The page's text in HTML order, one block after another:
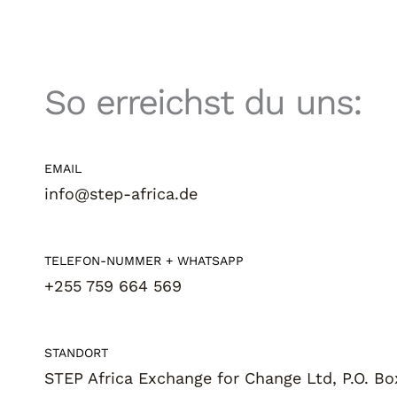
So erreichst du uns:
EMAIL
info@step-africa.de
TELEFON-NUMMER + WHATSAPP
+255 759 664 569
STANDORT
STEP Africa Exchange for Change Ltd, P.O.